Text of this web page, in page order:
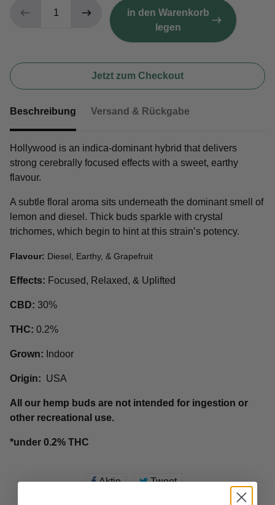
in den Warenkorb
legen
Jetzt zum Checkout
Beschreibung Versand & Rückgabe
Hollywood is an indica-dominant hybrid that delivers
strong cerebrally focused effects with a sweet, earthy
flavour.
A subtle floral aroma sits underneath the dominant smell of
lemon and diesel. Thick buds sparkle with crystal
trichomes, which begin to hint at this strain’s potency.
Flavour: Diesel, Earthy, & Grapefruit
Effects: Focused, Relaxed, & Uplifted
CBD: 30%
THC: 0.2%
Grown: Indoor
Origin: USA
All our hemp buds are not intended for ingestion or
other recreational use.
*under 0.2% THC
AktieAuf
TweetTweet